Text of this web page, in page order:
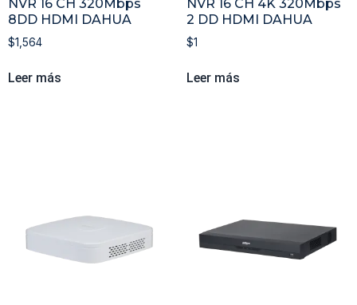
NVR 16 CH 320Mbps
8DD HDMI DAHUA
$1,564
Leer más
NVR 16 CH 4K 320Mbps
2 DD HDMI DAHUA
$1
Leer más